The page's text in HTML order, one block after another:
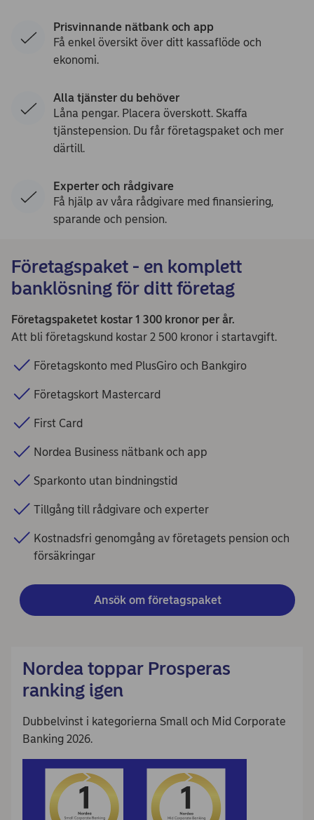
Prisvinnande nätbank och app
Få enkel översikt över ditt kassaflöde och
ekonomi.
Alla tjänster du behöver
Låna pengar. Placera överskott. Skaffa
tjänstepension. Du får företagspaket och mer
därtill.
Experter och rådgivare
Få hjälp av våra rådgivare med finansiering,
sparande och pension.
Företagspaket - en komplett
banklösning för ditt företag
Företagspaketet kostar 1 300 kronor per år.
Att bli företagskund kostar 2 500 kronor i startavgift.
Företagskonto med PlusGiro och Bankgiro
Företagskort Mastercard
First Card
Nordea Business nätbank och app
Sparkonto utan bindningstid
Tillgång till rådgivare och experter
Kostnadsfri genomgång av företagets pension och
försäkringar
Ansök om företagspaket
Nordea toppar Prosperas
ranking igen
Dubbelvinst i kategorierna Small och Mid Corporate
Banking 2026.